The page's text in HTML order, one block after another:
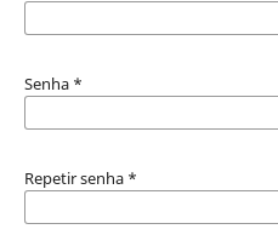
Senha *
Repetir senha *